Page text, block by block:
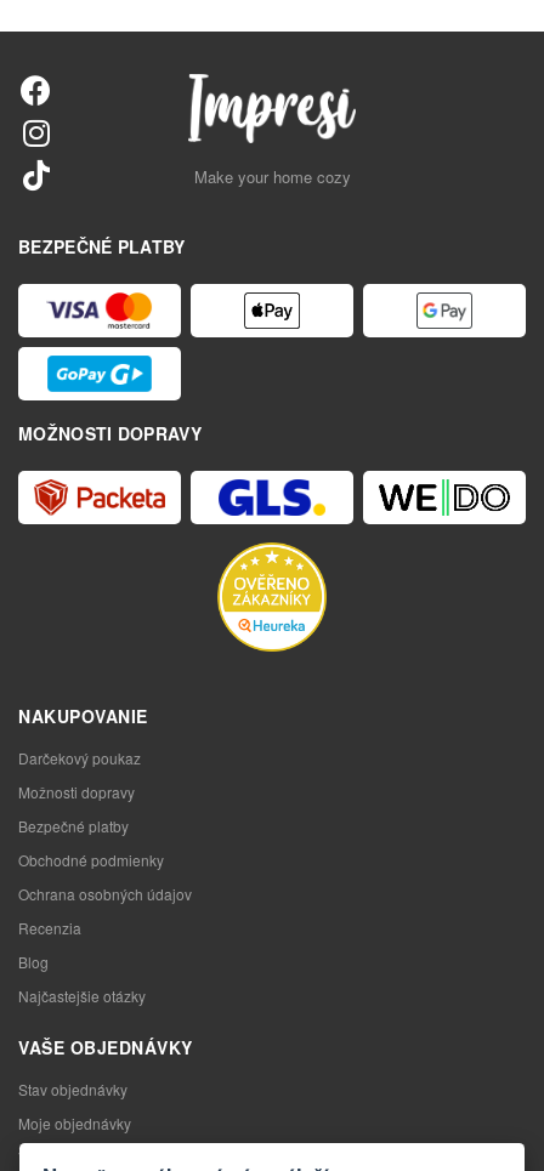
Make your home cozy
BEZPEČNÉ PLATBY
MOŽNOSTI DOPRAVY
NAKUPOVANIE
Darčekový poukaz
Možnosti dopravy
Bezpečné platby
Obchodné podmienky
Ochrana osobných údajov
Recenzia
Blog
Najčastejšie otázky
VAŠE OBJEDNÁVKY
Stav objednávky
Moje objednávky
Výmena tovaru